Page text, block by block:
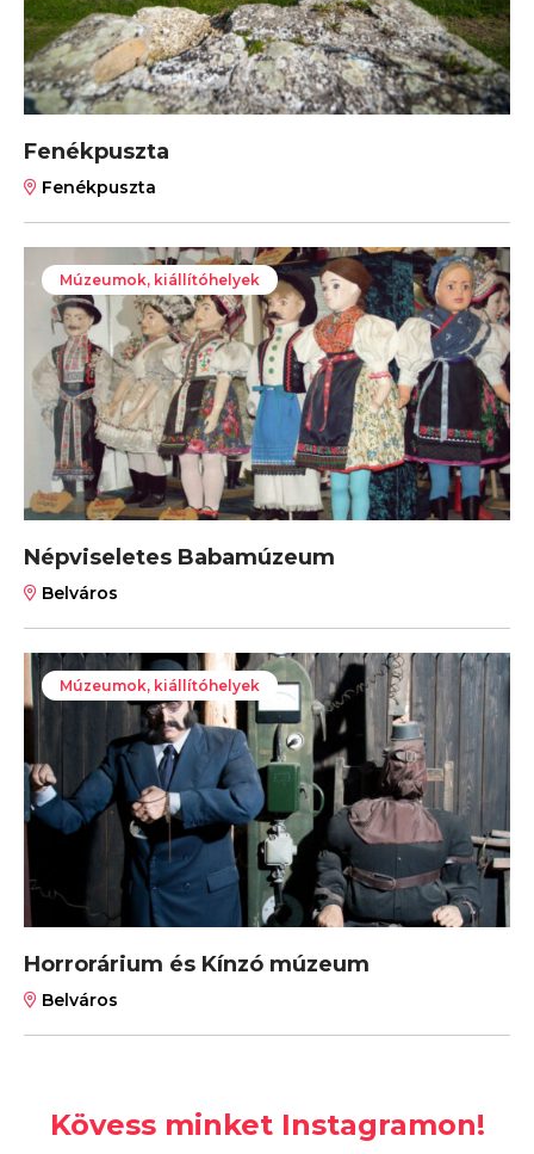
Fenékpuszta
Fenékpuszta
Múzeumok, kiállítóhelyek
Népviseletes Babamúzeum
Belváros
Múzeumok, kiállítóhelyek
Horrorárium és Kínzó múzeum
Belváros
Kövess minket Instagramon!